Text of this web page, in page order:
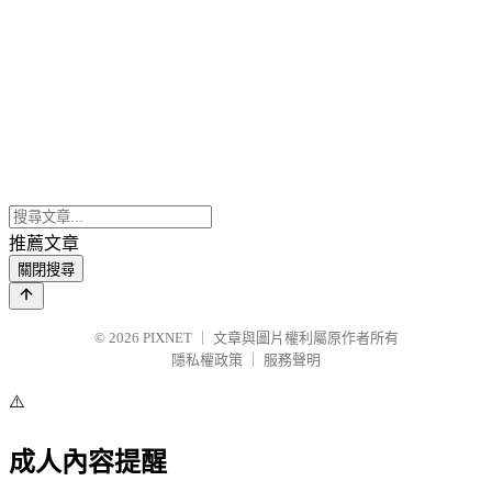
推薦文章
關閉搜尋
© 2026 PIXNET
文章與圖片權利屬原作者所有
隱私權政策
服務聲明
⚠️
成人內容提醒